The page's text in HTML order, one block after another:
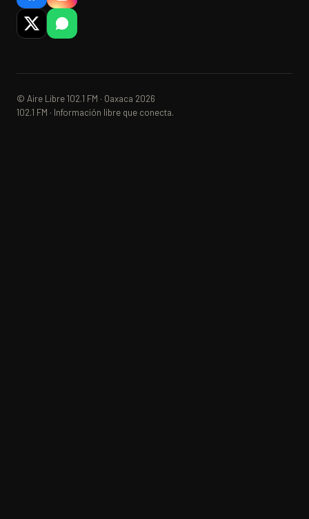
© Aire Libre 102.1 FM · Oaxaca 2026
102.1 FM · Información libre que conecta.